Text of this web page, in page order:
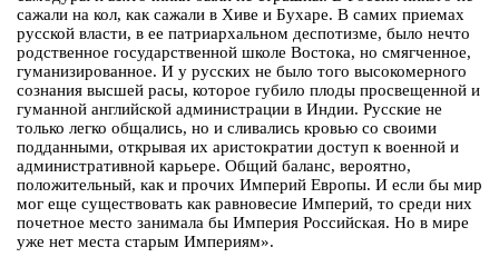
сажали на кол, как сажали в Хиве и Бухаре. В самих приемах
русской власти, в ее патриархальном деспотизме, было нечто
родственное государственной школе Востока, но смягченное,
гуманизированное. И у русских не было того высокомерного
сознания высшей расы, которое губило плоды просвещенной и
гуманной английской администрации в Индии. Русские не
только легко общались, но и сливались кровью со своими
подданными, открывая их аристократии доступ к военной и
административной карьере. Общий баланс, вероятно,
положительный, как и прочих Империй Европы. И если бы мир
мог еще существовать как равновесие Империй, то среди них
почетное место занимала бы Империя Российская. Но в мире
уже нет места старым Империям».